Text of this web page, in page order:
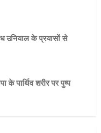
उनियाल के प्रयासों से
के पार्थिव शरीर पर पुष्प